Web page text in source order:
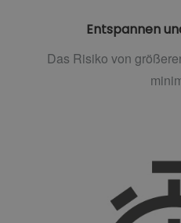
Entspannen
Das Risiko von